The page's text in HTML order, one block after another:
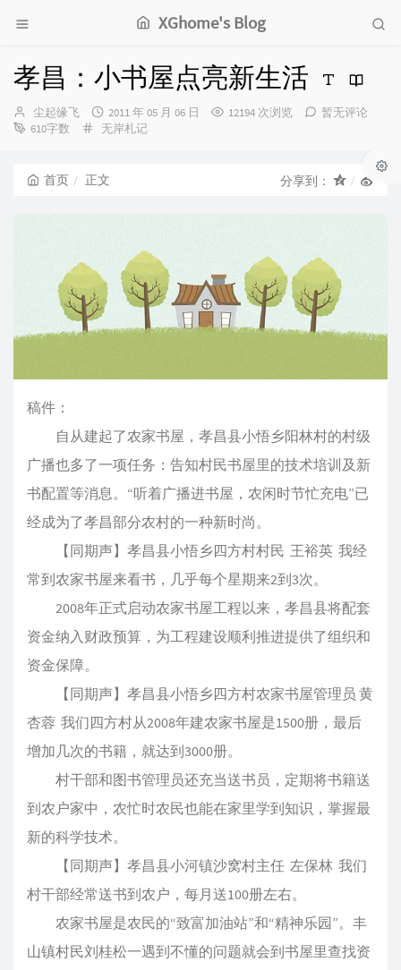
XGhome's Blog
孝昌：小书屋点亮新生活
博
主：
尘起缘飞
发
布
2011 年 05 月 06 日 12194 次浏览
暂无评论
610字数
分
无岸札记
首页 正文 分享到：
稿件：
自从建起了农家书屋，孝昌县小悟乡阳林村的村级
广播也多了一项任务：告知村民书屋里的技术培训及新
书配置等消息。“听着广播进书屋，农闲时节忙充电”已
经成为了孝昌部分农村的一种新时尚。
【同期声】孝昌县小悟乡四方村村民 王裕英 我经
常到农家书屋来看书，几乎每个星期来2到3次。
2008年正式启动农家书屋工程以来，孝昌县将配套
资金纳入财政预算，为工程建设顺利推进提供了组织和
资金保障。
【同期声】孝昌县小悟乡四方村农家书屋管理员 黄
杏蓉 我们四方村从2008年建农家书屋是1500册，最后
增加几次的书籍，就达到3000册。
村干部和图书管理员还充当送书员，定期将书籍送
到农户家中，农忙时农民也能在家里学到知识，掌握最
新的科学技术。
【同期声】孝昌县小河镇沙窝村主任 左保林 我们
村干部经常送书到农户，每月送100册左右。
农家书屋是农民的“致富加油站”和“精神乐园”。丰
山镇村民刘桂松一遇到不懂的问题就会到书屋里查找资